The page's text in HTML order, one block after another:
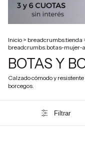
Inicio > breadcrumbs.tienda
breadcrumbs.botas-
BOTAS Y
Calzado cómodo y
borcegos.
Filtrar